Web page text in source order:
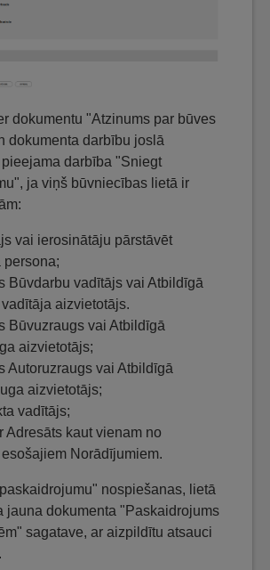
dokumentu "Atzinums par būves
dokumenta darbību joslā
pieejama darbība "Sniegt
ja viņš būvniecības lietā ir
vai ierosinātāju pārstāvēt
persona;
Būvdarbu vadītājs vai Atbildīgā
aizvietotājs.
Būvuzraugs vai Atbildīgā
aizvietotājs;
Autoruzraugs vai Atbildīgā
aizvietotājs;
vadītājs;
Adresāts kaut vienam no
Norādījumiem.
nospiešanas, lietā
jauna dokumenta "Paskaidrojums
sagatave, ar aizpildītu atsauci